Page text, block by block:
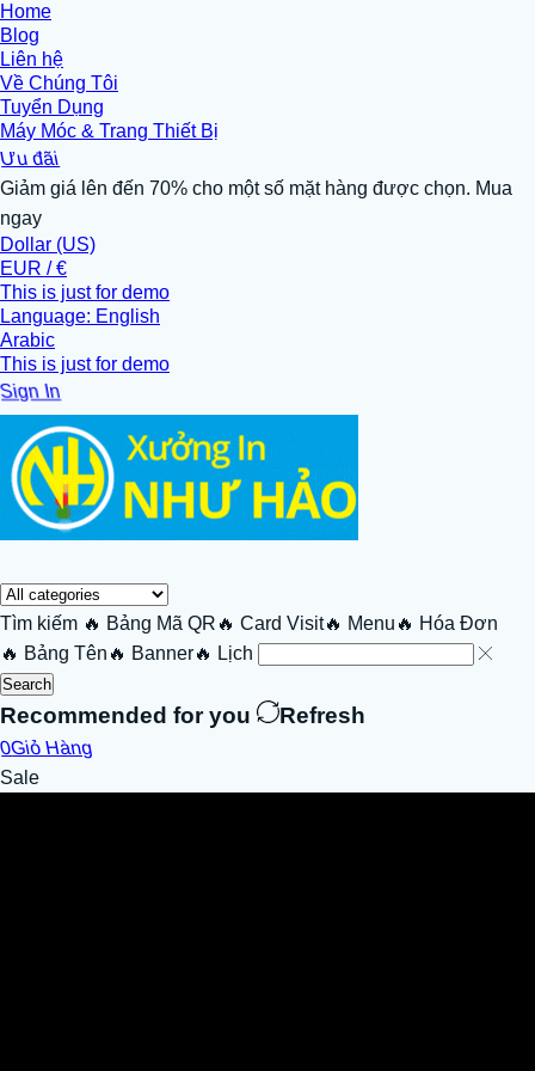
Home
Blog
Liên hệ
Về Chúng Tôi
Tuyển Dụng
Máy Móc & Trang Thiết Bị
đãi
Giảm giá lên đến 70% cho một số mặt hàng được chọn. Mua
ngay
Dollar (US)
EUR / €
This is just for demo
Language: English
Arabic
This is just for demo
In
Tìm kiếm 🔥 Bảng Mã QR 🔥 Card Visit🔥 Menu 🔥 Hóa Đơn
🔥 Bảng Tên 🔥 Banner🔥 Lịch
Search
Recommended for you Refresh
Giỏ Hàng
Sale